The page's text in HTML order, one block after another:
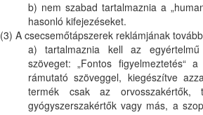
b) nem szabad tartalmaznia a
hasonló kifejezéseket.
(3) A csecsemőtápszerek reklámjának
a) tartalmaznia kell az
szöveget: „Fontos figyelmeztetés“
rámutató szöveggel, kiegészítve
termék csak az orvosszakértők,
gyógyszerszakértők vagy más, a